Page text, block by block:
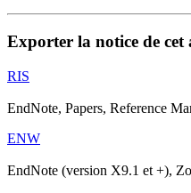
Exporter la notice de cet
RIS
EndNote, Papers, Reference
ENW
EndNote (version X9.1 et +),